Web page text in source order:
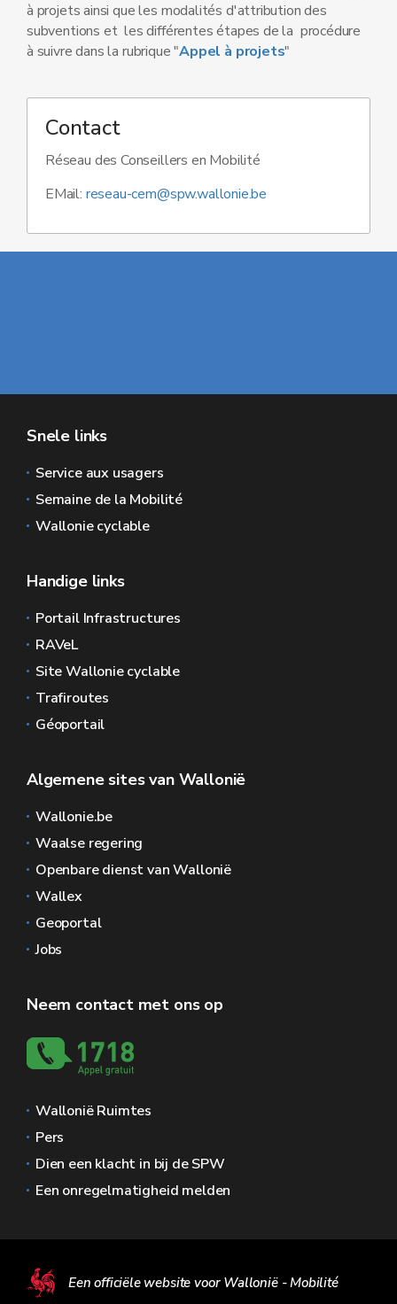
à projets ainsi que les modalités d'attribution des
subventions et les différentes étapes de la procédure
à suivre dans la rubrique "Appel à projets"
Contact
Réseau des Conseillers en Mobilité
EMail: reseau-cem@spw.wallonie.be
Snele links
Service aux usagers
Semaine de la Mobilité
Wallonie cyclable
Handige links
Portail Infrastructures
RAVeL
Site Wallonie cyclable
Trafiroutes
Géoportail
Algemene sites van Wallonië
Wallonie.be
Waalse regering
Openbare dienst van Wallonië
Wallex
Geoportal
Jobs
Neem contact met ons op
Wallonië Ruimtes
Pers
Dien een klacht in bij de SPW
Een onregelmatigheid melden
Een officiële website voor Wallonië - Mobilité